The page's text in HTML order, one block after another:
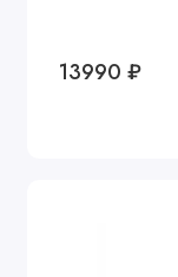
13990 ₽